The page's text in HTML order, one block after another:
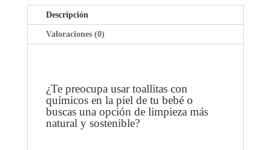
T
Descripción
Valoraciones (0)
¿Te preocupa usar toallitas con
químicos en la piel de tu bebé o
buscas una opción de limpieza más
natural y sostenible?